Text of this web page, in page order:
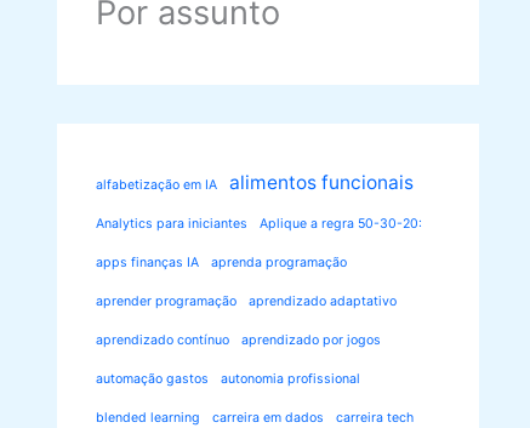
Por assunto
alfabetização em IA alimentos funcionais
Analytics para iniciantes Aplique a regra 50-30-20:
apps finanças IA aprenda programação
aprender programação aprendizado adaptativo
aprendizado contínuo aprendizado por jogos
automação gastos autonomia profissional
blended learning carreira em dados carreira tech